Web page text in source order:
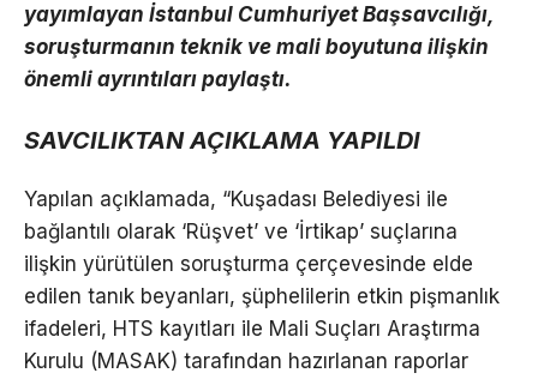
yayımlayan İstanbul Cumhuriyet Başsavcılığı,
soruşturmanın teknik ve mali boyutuna ilişkin
önemli ayrıntıları paylaştı.
SAVCILIKTAN AÇIKLAMA YAPILDI
Yapılan açıklamada, “Kuşadası Belediyesi ile
bağlantılı olarak ‘Rüşvet’ ve ‘İrtikap’ suçlarına
ilişkin yürütülen soruşturma çerçevesinde elde
edilen tanık beyanları, şüphelilerin etkin pişmanlık
ifadeleri, HTS kayıtları ile Mali Suçları Araştırma
Kurulu (MASAK) tarafından hazırlanan raporlar